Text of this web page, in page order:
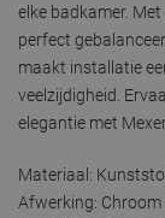
elke badkamer.
perfect
maakt installatie
veelzijdigheid.
elegantie met
Materiaal:
Afwerking: Chroom